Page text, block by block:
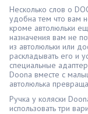
Несколько слов о
удобна тем что вам
кроме автолюльки
назначения вам не
из автолюльки или
раскладывать его и
специальные
Doona вместе с
автолюлька
Ручка у коляски
использовать три